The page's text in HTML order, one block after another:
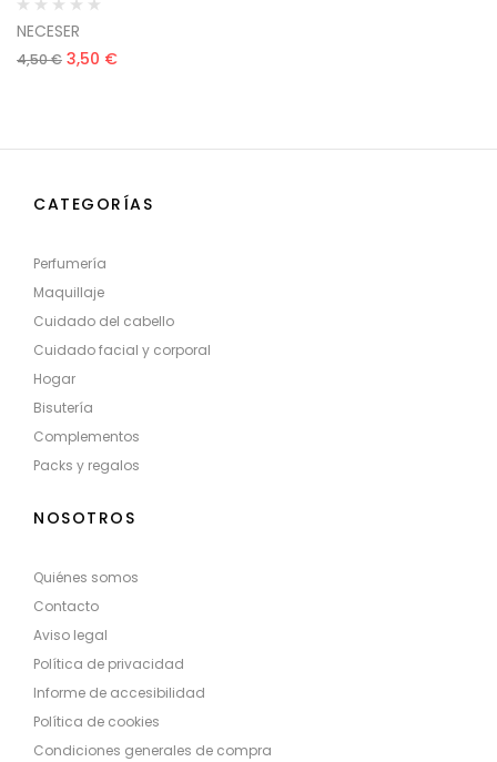
NECESER
4,50€ 3,50 €
CATEGORÍAS
Perfumería
Maquillaje
Cuidado del cabello
Cuidado facial y corporal
Hogar
Bisutería
Complementos
Packs y regalos
NOSOTROS
Quiénes somos
Contacto
Aviso legal
Política de privacidad
Informe de accesibilidad
Política de cookies
Condiciones generales de compra